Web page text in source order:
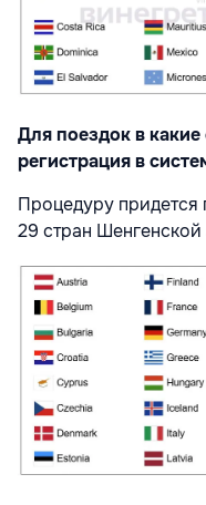
Для поездок в
регистрация в
Процедуру
29 стран